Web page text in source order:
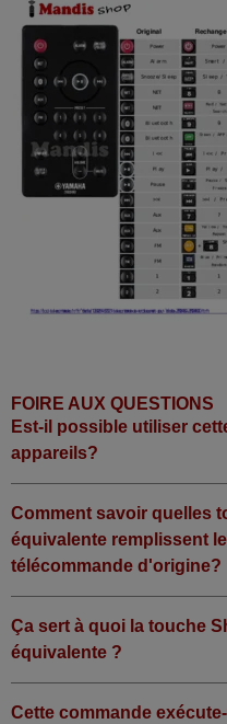
FOIRE AUX QUESTIONS
Est-il possible utiliser
appareils?
Comment savoir quelles
équivalente remplissent
télécommande d'origine?
Ça sert à quoi la touche
équivalente ?
Cette commande